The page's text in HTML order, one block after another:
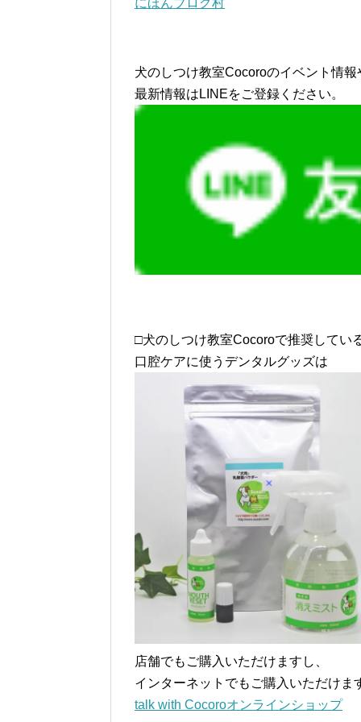
にほんブログ村
犬のしつけ教室Cocoroのイベント情報
最新情報はLINEをご登録ください。
□犬のしつけ教室Cocoroで推奨してい
口腔ケアに使うデンタルグッズは
店舗でもご購入いただけますし、
インターネットでもご購入いただけま
talk with Cocoroオンラインショップ